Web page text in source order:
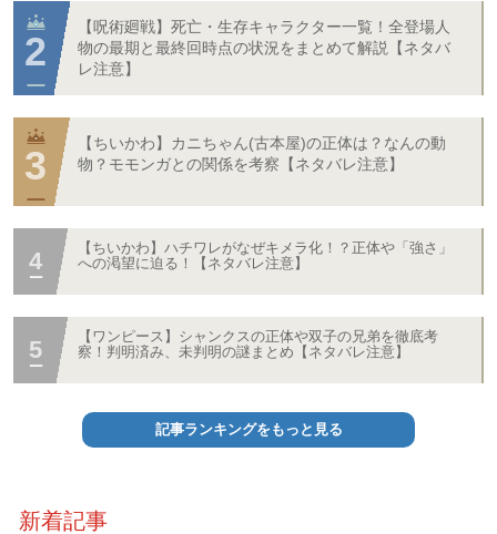
【呪術廻戦】死亡・生存キャラクター一覧！全登場人
物の最期と最終回時点の状況をまとめて解説【ネタバ
レ注意】
【ちいかわ】カニちゃん(古本屋)の正体は？なんの動
物？モモンガとの関係を考察【ネタバレ注意】
【ちいかわ】ハチワレがなぜキメラ化！？正体や「強さ」
への渇望に迫る！【ネタバレ注意】
【ワンピース】シャンクスの正体や双子の兄弟を徹底考
察！判明済み、未判明の謎まとめ【ネタバレ注意】
記事ランキングをもっと見る
新着記事